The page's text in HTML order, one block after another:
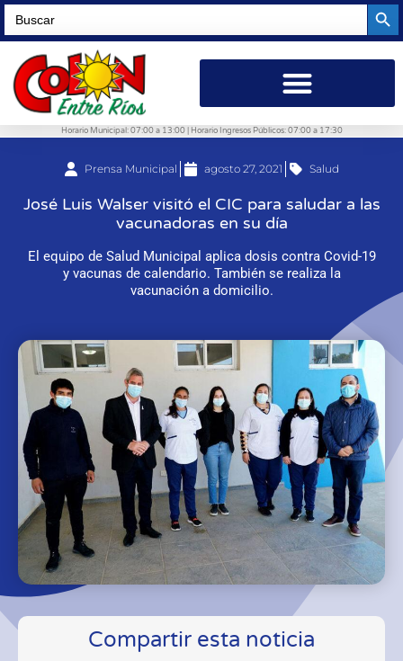
Search
for:
Horario Municipal: 07:00 a 13:00 | Horario Ingresos Públicos: 07:00 a 17:30
Prensa Municipal agosto 27, 2021 Salud
José Luis Walser visitó el CIC para saludar a las
vacunadoras en su día
El equipo de Salud Municipal aplica dosis contra Covid-19
y vacunas de calendario. También se realiza la
vacunación a domicilio.
Compartir esta noticia